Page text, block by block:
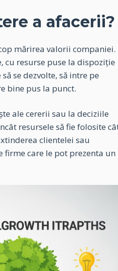
a afacerii?
mărirea valorii companiei.
cu resurse puse la dispoziție
se dezvolte, să intre pe
bine pus la punct.
ale cererii sau la deciziile
resursele să fie folosite
clientelei sau
care le pot prezenta un